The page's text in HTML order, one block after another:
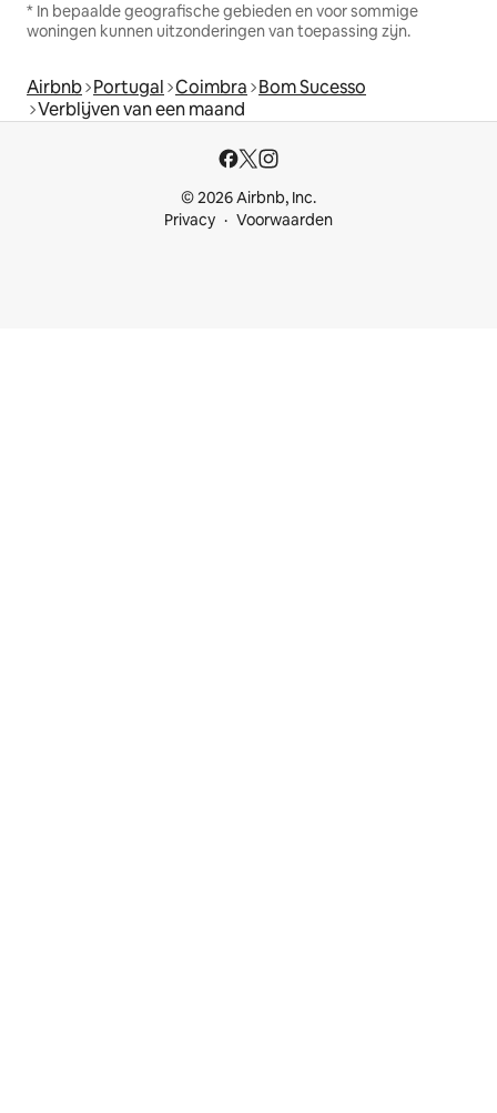
* In bepaalde geografische gebieden en voor sommige
woningen kunnen uitzonderingen van toepassing zijn.
Airbnb Portugal Coimbra Bom Sucesso
Verblijven van een maand
© 2026 Airbnb, Inc.
Privacy
Voorwaarden